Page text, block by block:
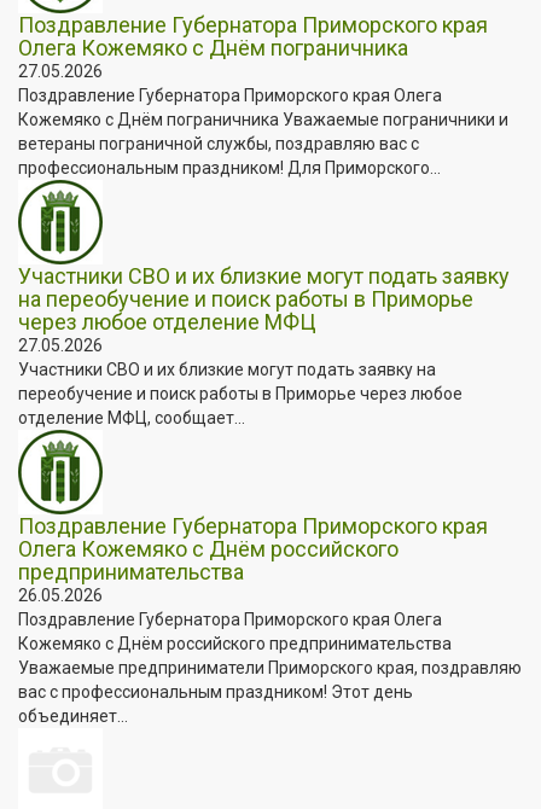
Поздравление Губернатора Приморского края
Олега Кожемяко с Днём пограничника
27.05.2026
Поздравление Губернатора Приморского края Олега
Кожемяко с Днём пограничника Уважаемые пограничники и
ветераны пограничной службы, поздравляю вас с
профессиональным праздником! Для Приморского...
Участники СВО и их близкие могут подать заявку
на переобучение и поиск работы в Приморье
через любое отделение МФЦ
27.05.2026
Участники СВО и их близкие могут подать заявку на
переобучение и поиск работы в Приморье через любое
отделение МФЦ, сообщает...
Поздравление Губернатора Приморского края
Олега Кожемяко с Днём российского
предпринимательства
26.05.2026
Поздравление Губернатора Приморского края Олега
Кожемяко с Днём российского предпринимательства
Уважаемые предприниматели Приморского края, поздравляю
вас с профессиональным праздником! Этот день
объединяет...